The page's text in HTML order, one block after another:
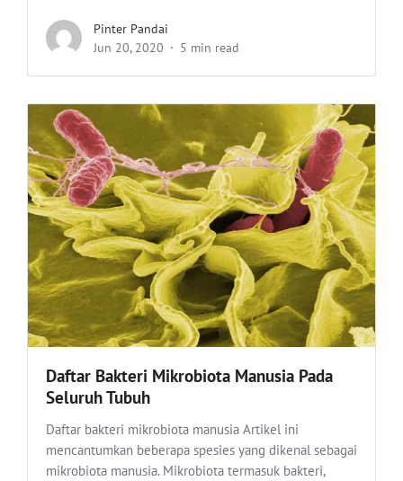
Pinter Pandai
Jun 20, 2020
5 min read
Daftar Bakteri Mikrobiota Manusia Pada
Seluruh Tubuh
Daftar bakteri mikrobiota manusia Artikel ini
mencantumkan beberapa spesies yang dikenal sebagai
mikrobiota manusia. Mikrobiota termasuk bakteri,